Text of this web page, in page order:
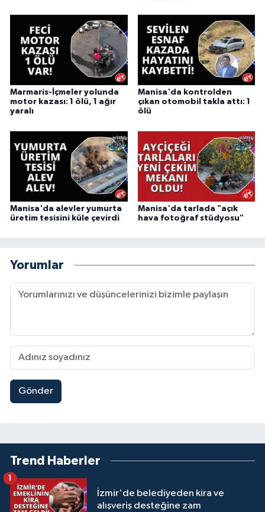
Marmaris-İçmeler yolunda
motor kazası: 1 ölü, 1 ağır
yaralı
Manisa'da kontrolden
çıkan otomobil takla attı: 1
ölü
Manisa'da alevler yumurta
üretim tesisini küle çevirdi
Manisa'da tarlada "açık
hava fotoğraf stüdyosu"
Yorumlar
Gönder
Trend Haberler
İzmir'de belediyeden kira ve
alışveriş desteğine zam
1